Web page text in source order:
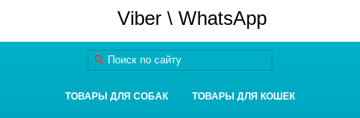
Viber \ WhatsApp
ТОВАРЫ ДЛЯ СОБАК ТОВАРЫ ДЛЯ КОШЕК